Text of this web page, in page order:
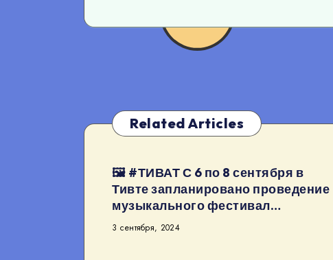
Related Articles
🖼 #ТИВАТ С 6 по 8 сентября в
Тивте запланировано проведение
музыкального фестивал…
3 сентября, 2024